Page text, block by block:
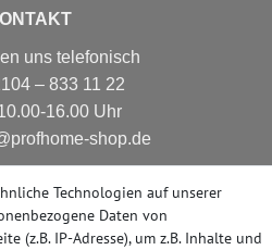
uns telefonisch
– 833 11 22
16.00 Uhr
shop.de
Technologien auf unserer
Daten von
(z.B. IP-Adresse), um z.B. Inhalte und